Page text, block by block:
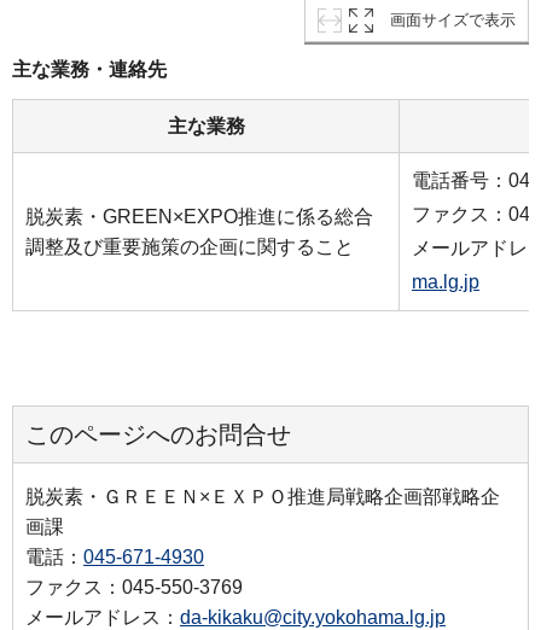
画面サイズで表示
主な業務・連絡先
主な業務
脱炭素・GREEN×EXPO推進に係る総合
調整及び重要施策の企画に関すること
電話番号：
ファクス：
メールアドレ
ma.lg.jp
このページへのお問合せ
脱炭素・ＧＲＥＥＮ×ＥＸＰＯ推進局戦略企画部戦略企
画課
電話： 045-671-4930
ファクス：045-550-3769
メールアドレス： da-kikaku@city.yokohama.lg.jp